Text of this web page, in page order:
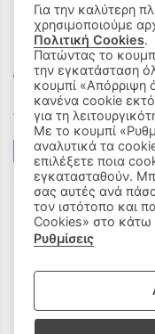
ΟΙ ΑΓΟΡΕΣ ΜΟΥ
Καλάθι Αγορών
Δεχόμαστε όλες τις
Για την καλύτερη
χρησιμοποιούμε
Πολιτική Cookies.
Πατώντας το κουμπί «Αποδοχή όλων»
την εγκατάσταση
κουμπί «Απόρριψη
κανένα cookie
για τη
Με το κουμπί
αναλυτικά τα
επιλέξετε ποια
εγκατασταθούν.
σας αυτές ανά
τον ιστότοπο και
Cookies» στο κάτω
Ρυθμίσεις